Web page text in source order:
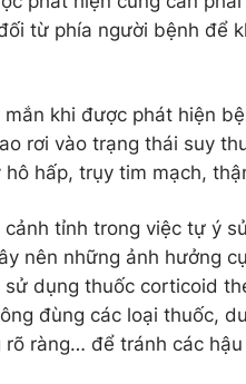
từ phía người bệnh để
khi được phát hiện
rơi vào trạng thái suy
hấp, trụy tim mạch,
tỉnh trong việc tự ý
nên những ảnh hưởng
dụng thuốc corticoid
đùng các loại thuốc,
ràng… để tránh các